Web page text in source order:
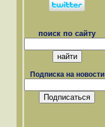
поиск по сайту
Подписка на новости